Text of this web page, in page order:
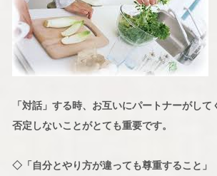
「対話」する時、お互いにパートナーがして
否定しないことがとても重要です。
◇「自分とやり方が違っても尊重すること」